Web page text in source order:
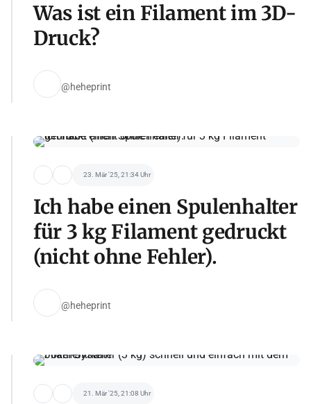
Was ist ein Filament im 3D-
Druck?
@heheprint
23. Mär '25, 21:34 Uhr
Ich habe einen Spulenhalter
für 3 kg Filament gedruckt
(nicht ohne Fehler).
@heheprint
21. Mär '25, 21:08 Uhr